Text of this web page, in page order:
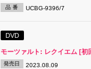
品 番 UCBG-9396/7
DVD
モーツァルト: レクイエム [初
発売日 2023.08.09